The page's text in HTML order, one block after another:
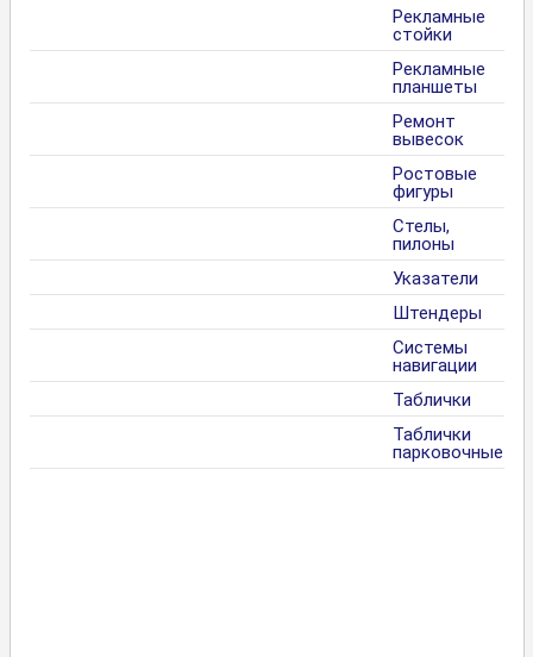
Рекламные
стойки
Рекламные
планшеты
Ремонт
вывесок
Ростовые
фигуры
Стелы,
пилоны
Указатели
Штендеры
Системы
навигации
Таблички
Таблички
парковочные